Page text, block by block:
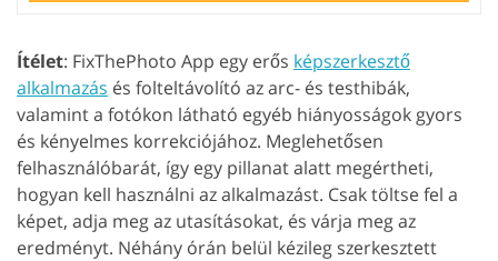
Ítélet: FixThePhoto App egy erős képszerkesztő
alkalmazás és folteltávolító az arc- és testhibák,
valamint a fotókon látható egyéb hiányosságok gyors
és kényelmes korrekciójához. Meglehetősen
felhasználóbarát, így egy pillanat alatt megértheti,
hogyan kell használni az alkalmazást. Csak töltse fel a
képet, adja meg az utasításokat, és várja meg az
eredményt. Néhány órán belül kézileg szerkesztett